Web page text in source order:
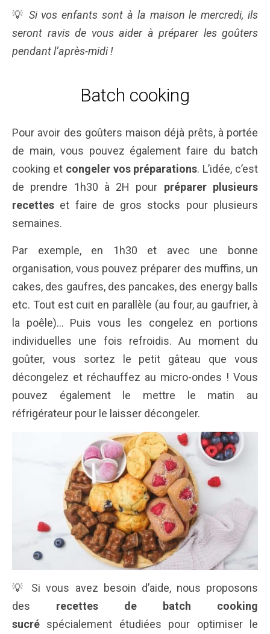
💡 Si vos enfants sont à la maison le mercredi, ils
seront ravis de vous aider à préparer les goûters
pendant l’après-midi !
Batch cooking
Pour avoir des goûters maison déjà prêts, à portée
de main, vous pouvez également faire du batch
cooking et congeler vos préparations. L’idée, c’est
de prendre 1h30 à 2H pour préparer plusieurs
recettes et faire de gros stocks pour plusieurs
semaines.
Par exemple, en 1h30 et avec une bonne
organisation, vous pouvez préparer des muffins, un
cakes, des gaufres, des pancakes, des energy balls
etc. Tout est cuit en parallèle (au four, au gaufrier, à
la poêle)… Puis vous les congelez en portions
individuelles une fois refroidis. Au moment du
goûter, vous sortez le petit gâteau que vous
décongelez et réchauffez au micro-ondes ! Vous
pouvez également le mettre le matin au
réfrigérateur pour le laisser décongeler.
💡 Si vous avez besoin d’aide, nous proposons
des recettes de batch cooking
sucré spécialement étudiées pour optimiser le